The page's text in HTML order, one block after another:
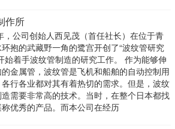
作所
，公司创始人西见茂（首任社长）在位于青
抱的武藏野一角的鹭宫开创了“波纹管研究
始着手波纹管制造的研究工作。 作为能够伸
金属管，波纹管是飞机和船舶的自动控制用
行各业都对其有着热切的需求。但是，波纹
需要非常高的技术。当时，在整个日本都找
优秀的产品。而本公司在经历